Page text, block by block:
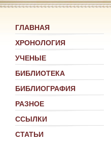
ГЛАВНАЯ
ХРОНОЛОГИЯ
УЧЕНЫЕ
БИБЛИОТЕКА
БИБЛИОГРАФИЯ
РАЗНОЕ
ССЫЛКИ
СТАТЬИ